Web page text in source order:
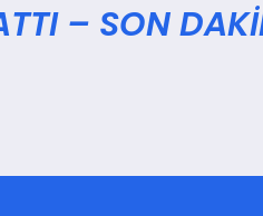
– SON